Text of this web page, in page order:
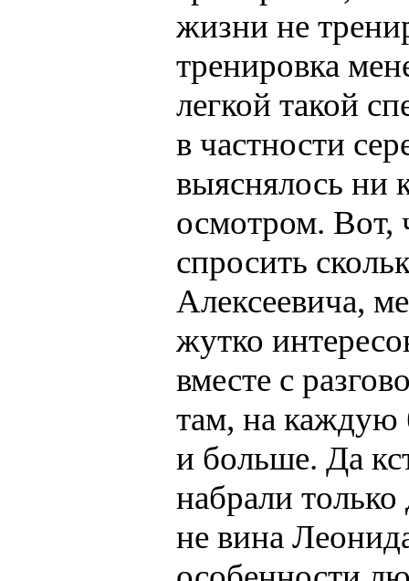
жизни не
тренировка
легкой такой
в частности
выяснялось ни
осмотром. Вот,
спросить
Алексеевича,
жутко
вместе с
там, на каждую
и больше. Да
набрали только
не вина